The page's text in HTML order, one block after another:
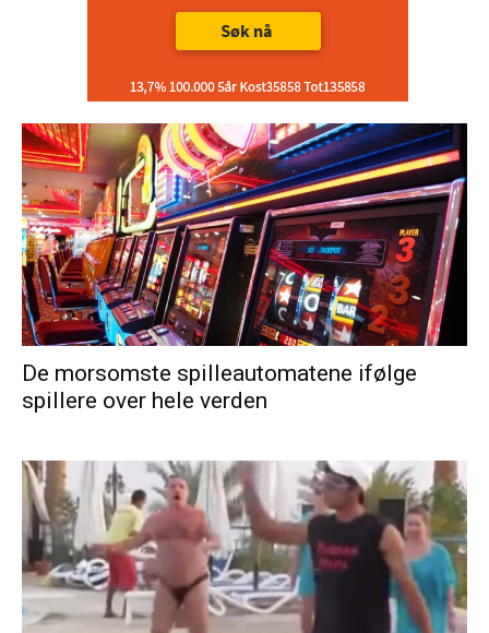
De morsomste spilleautomatene ifølge
spillere over hele verden